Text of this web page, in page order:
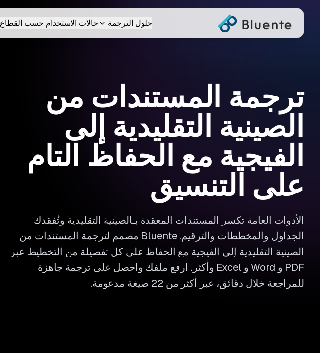
حلول الترجمة حالات الاستخدام حسب القطاع
ترجمة المستندات من
الصينية التقليدية إلى
الفيجية مع الحفاظ التام
على التنسيق
الأدوات العامة تكسر المستندات المعقدة بـالصينية التقليدية وتُفقدك
الجداول والمخططات والترقيم. Bluente مصمم لترجمة المستندات من
الصينية التقليدية إلى الفيجية مع الحفاظ على كل تفصيلة من التخطيط عبر
PDF و Word و Excel وأكثر. ارفع ملفك واحصل على ترجمة جاهزة
للمراجعة خلال دقائق، عبر أكثر من 22 صيغة مدعومة.